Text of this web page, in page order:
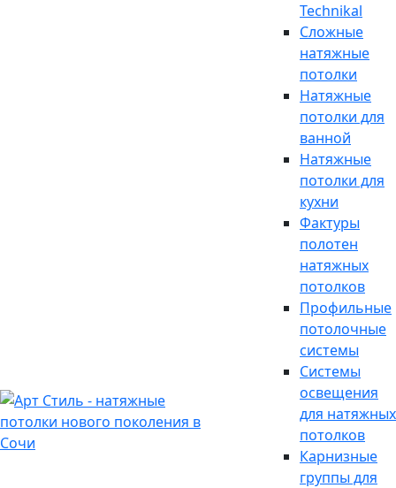
Technikal
Сложные
натяжные
потолки
Натяжные
потолки для
ванной
Натяжные
потолки для
кухни
Фактуры
полотен
натяжных
потолков
Профильные
потолочные
системы
Системы
освещения
для натяжных
потолков
Карнизные
группы для